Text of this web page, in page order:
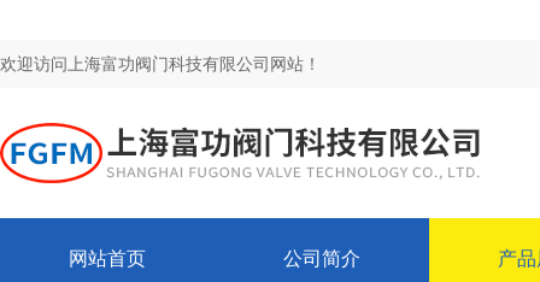
欢迎访问上海富功阀门科技有限公司网站！
网站首页 公司简介 产